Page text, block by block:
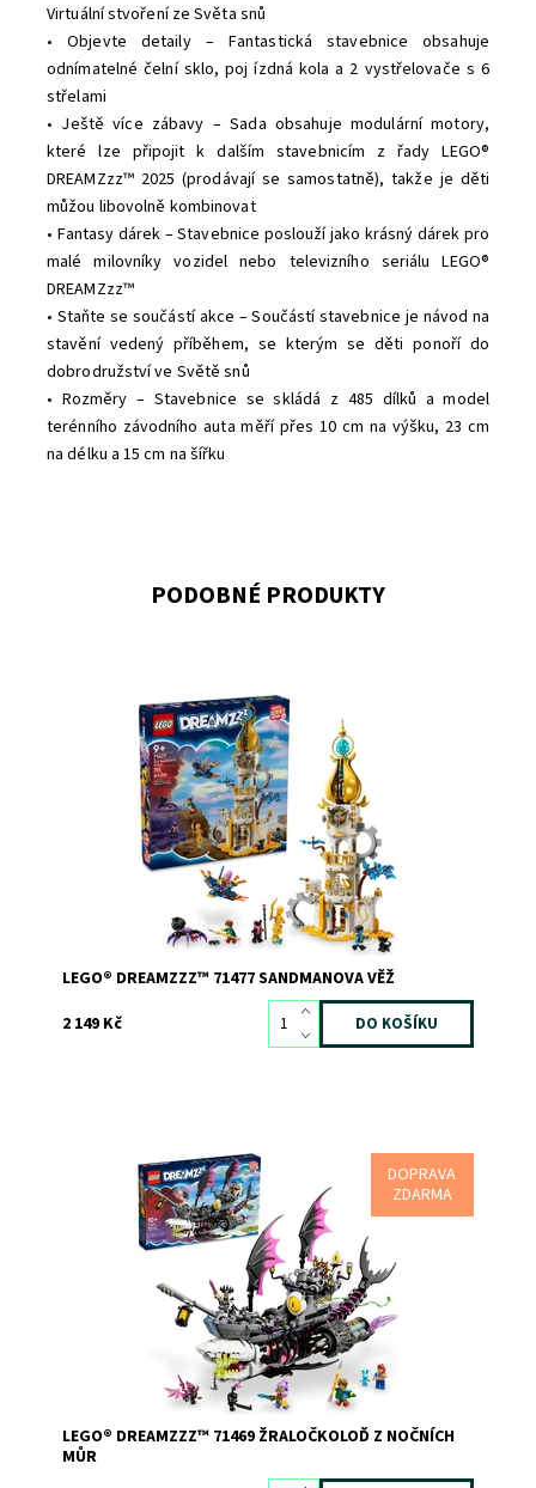
Virtuální stvoření ze Světa snů
• Objevte detaily – Fantastická stavebnice obsahuje
odnímatelné čelní sklo, poj ízdná kola a 2 vystřelovače s 6
střelami
• Ještě více zábavy – Sada obsahuje modulární motory,
které lze připojit k dalším stavebnicím z řady LEGO®
DREAMZzz™ 2025 (prodávají se samostatně), takže je děti
můžou libovolně kombinovat
• Fantasy dárek – Stavebnice poslouží jako krásný dárek pro
malé milovníky vozidel nebo televizního seriálu LEGO®
DREAMZzz™
• Staňte se součástí akce – Součástí stavebnice je návod na
stavění vedený příběhem, se kterým se děti ponoří do
dobrodružství ve Světě snů
• Rozměry – Stavebnice se skládá z 485 dílků a model
terénního závodního auta měří přes 10 cm na výšku, 23 cm
na délku a 15 cm na šířku
PODOBNÉ PRODUKTY
Přestavte zámek na pevnost, nebo věž
Dostupnost:
Skladem>3
11511
LEGO
LEGO® DREAMZZZ™ 71477 SANDMANOVA VĚŽ
2 149 Kč
DOPRAVA
ZDARMA
Zábavná stavebnice podle televizního seriálu LEGO®
DREAMZzz™
Dostupnost:
Skladem1
LEGO
LEGO® DREAMZZZ™ 71469 ŽRALOČKOLOĎ Z NOČNÍCH
MŮR